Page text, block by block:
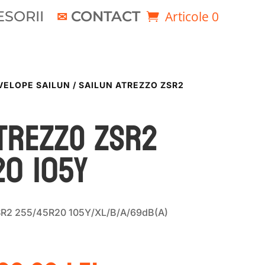
CONTACT Articole 0
SAILUN / SAILUN ATREZZO ZSR2
ZSR2
105Y
255/45R20 105Y/XL/B/A/69dB(A)